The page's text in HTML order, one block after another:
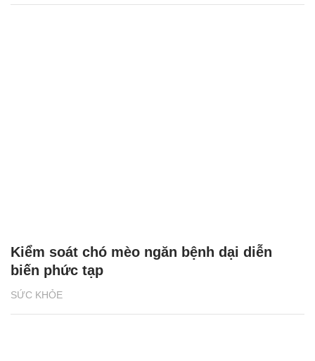
SỨC KHỎE
Kiểm soát chó mèo ngăn bệnh dại diễn
biến phức tạp